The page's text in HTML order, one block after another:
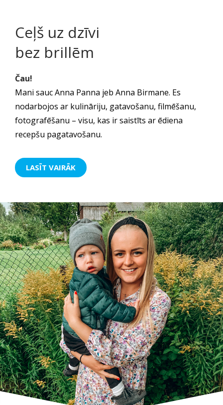
Ceļš uz dzīvi
bez brillēm
Čau!
Mani sauc Anna Panna jeb Anna Birmane. Es
nodarbojos ar kulināriju, gatavošanu, filmēšanu,
fotografēšanu – visu, kas ir saistīts ar ēdiena
recepšu pagatavošanu.
LASĪT VAIRĀK